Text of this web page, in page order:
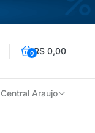
0R$ 0,00
Central Araujo